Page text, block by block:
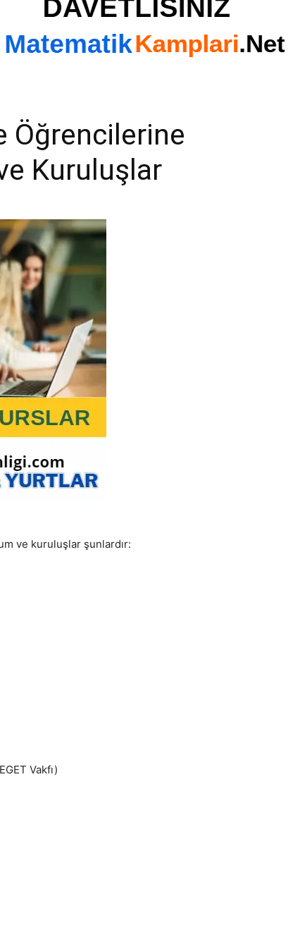
Öğrencilerine
Kuruluşlar
ve kuruluşlar şunlardır:
Vakfı)